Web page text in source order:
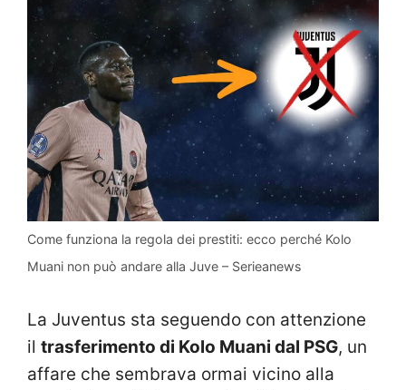
Come funziona la regola dei prestiti: ecco perché Kolo
Muani non può andare alla Juve – Serieanews
La Juventus sta seguendo con attenzione
il trasferimento di Kolo Muani dal PSG, un
affare che sembrava ormai vicino alla